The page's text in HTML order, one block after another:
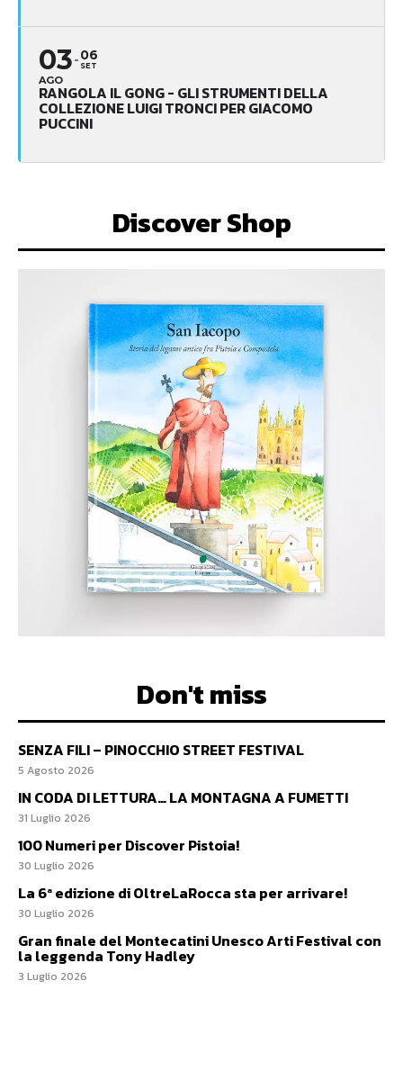
03
AGO
06
SET
RANGOLA IL GONG - GLI STRUMENTI DELLA
COLLEZIONE LUIGI TRONCI PER GIACOMO
PUCCINI
Discover Shop
Don't miss
SENZA FILI – PINOCCHIO STREET FESTIVAL
5 Agosto 2026
IN CODA DI LETTURA… LA MONTAGNA A FUMETTI
31 Luglio 2026
100 Numeri per Discover Pistoia!
30 Luglio 2026
La 6ª edizione di OltreLaRocca sta per arrivare!
30 Luglio 2026
Gran finale del Montecatini Unesco Arti Festival con
la leggenda Tony Hadley
3 Luglio 2026